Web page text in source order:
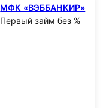
МФК «ВЭББАНКИР»
Первый займ без %